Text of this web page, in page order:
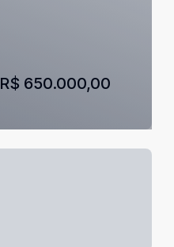
R$ 650.000,00